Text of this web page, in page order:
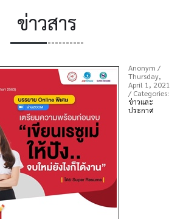
ข่าวสาร
Anonym /
Thursday,
April 1, 2021
/ Categories:
ข่าวและ
ประกาศ